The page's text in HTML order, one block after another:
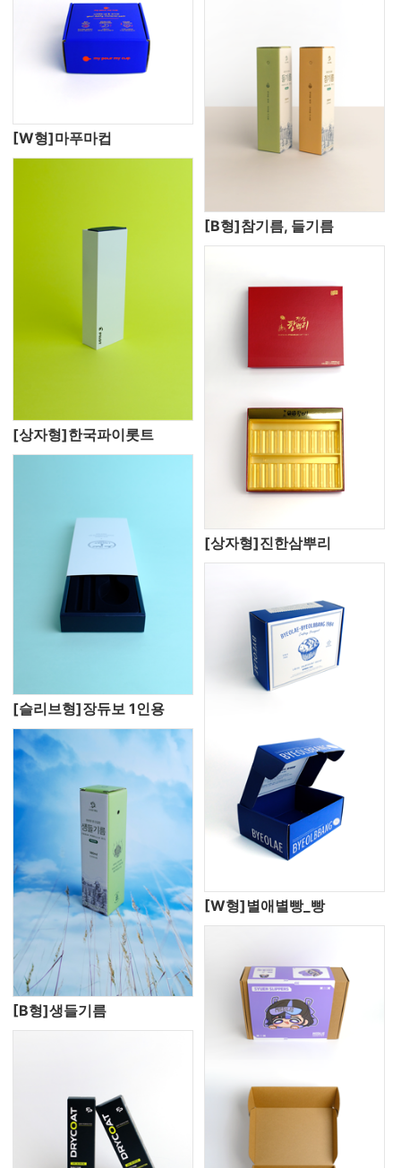
[W형]마푸마컵
[상자형]한국파이롯트
[B형]참기름, 들기름
[슬리브형]장듀보 1인용
[상자형]진한삼뿌리
[B형]생들기름
[W형]별애별빵_빵